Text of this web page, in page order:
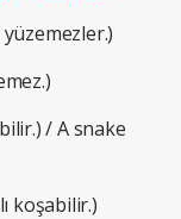
/ A snake
koşabilir.)